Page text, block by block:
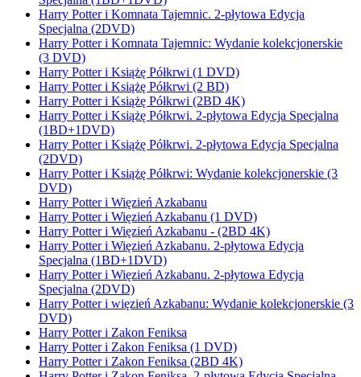
Harry Potter i Komnata Tajemnic. 2-płytowa Edycja
Specjalna (2DVD)
Harry Potter i Komnata Tajemnic: Wydanie kolekcjonerskie
(3 DVD)
Harry Potter i Książę Półkrwi (1 DVD)
Harry Potter i Książę Półkrwi (2 BD)
Harry Potter i Książę Półkrwi (2BD 4K)
Harry Potter i Książę Półkrwi. 2-płytowa Edycja Specjalna
(1BD+1DVD)
Harry Potter i Książę Półkrwi. 2-płytowa Edycja Specjalna
(2DVD)
Harry Potter i Książę Półkrwi: Wydanie kolekcjonerskie (3
DVD)
Harry Potter i Więzień Azkabanu
Harry Potter i Więzień Azkabanu (1 DVD)
Harry Potter i Więzień Azkabanu - (2BD 4K)
Harry Potter i Więzień Azkabanu. 2-płytowa Edycja
Specjalna (1BD+1DVD)
Harry Potter i Więzień Azkabanu. 2-płytowa Edycja
Specjalna (2DVD)
Harry Potter i więzień Azkabanu: Wydanie kolekcjonerskie (3
DVD)
Harry Potter i Zakon Feniksa
Harry Potter i Zakon Feniksa (1 DVD)
Harry Potter i Zakon Feniksa (2BD 4K)